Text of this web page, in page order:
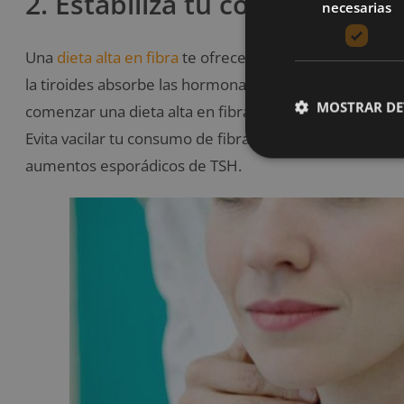
Una dieta alta en fibra te ofrece muchos beneficios,
la tiroides absorbe las hormonas y en última
comenzar una dieta alta en fibra, dale tiempo a tu
Evita vacilar tu consumo de fibra ya que puede
aumentos esporádicos de TSH.
necesarias
MOSTRAR